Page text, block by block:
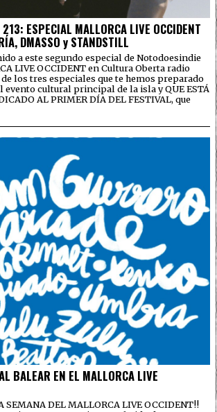
ESPECIAL MALLORCA LIVE OCCIDENT
DMASSO y STANDSTILL
a este segundo especial de Notodoesindie
LIVE OCCIDENT en Cultura Oberta radio
los tres especiales que te hemos preparado
evento cultural principal de la isla y QUE ESTÁ
AL PRIMER DÍA DEL FESTIVAL, que
BALEAR EN EL MALLORCA LIVE
SEMANA DEL MALLORCA LIVE OCCIDENT!!